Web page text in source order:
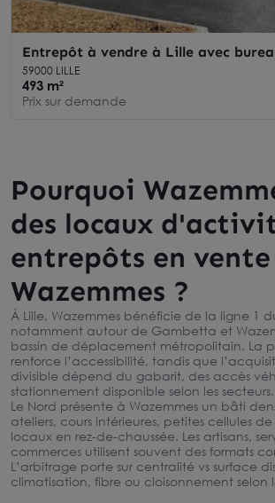
Entrepôt à vendre à Lille avec
privatif
59000 LILLE
493 m²
Prix sur demande
Pourquoi
des locaux
entrepôts en
Wazemmes ?
À Lille, Wazemmes bénéficie de la ligne 1
notamment autour de Gambetta et
bassin de déplacement métropolitain. La
renforce l’accessibilité, tandis que
divisible dépend du gabarit, des accès
stationnement disponible selon les secteurs.
Le Nord présente à Wazemmes un bâti
ateliers, cours intérieures, petites cellules
locaux en rez-de-chaussée. Les artisans,
commerces utilisent souvent des formats
L’arbitrage porte sur centralité vs surface
climatisation, fibre ou cloisonnement selon